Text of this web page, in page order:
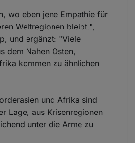
wo eben jene Empathie für
Weltregionen bleibt.",
und ergänzt: "Viele
dem Nahen Osten,
kommen zu ähnlichen
und Afrika sind
Lage, aus Krisenregionen
unter die Arme zu